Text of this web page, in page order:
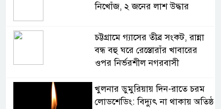
নিখোঁজ, ২ জনের লাশ উদ্ধার
চট্টগ্রামে গ্যাসের তীব্র সংকট, রান্না
বন্ধ বহু ঘরে রেস্তোরাঁর খাবারের
ওপর নির্ভরশীল নগরবাসী
খুলনার ডুমুরিয়ায় দিন-রাতে চরম
লোডশেডিং: বিদ্যুৎ না থাকায় অতিষ্ঠ